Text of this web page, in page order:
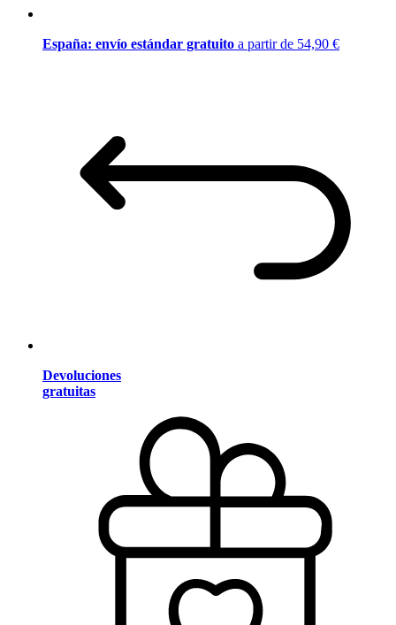
España: envío estándar gratuito a partir de 54,90 €
Devoluciones
gratuitas